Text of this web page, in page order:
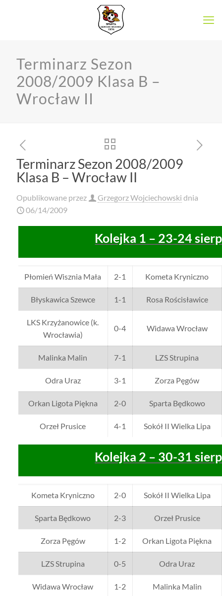
Terminarz Sezon
2008/2009 Klasa B –
Wrocław II
Terminarz Sezon 2008/2009
Klasa B – Wrocław II
Opublikowane przez Grzegorz Wojciechowski dnia
06/14/2009
Kolejka 1 – 23-24
Płomień Wisznia Mała 2-1 Kometa Kryniczno
Błyskawica Szewce 1-1 Rosa Rościsławice
LKS Krzyżanowice (k.
Wrocławia)
0-4 Widawa Wrocław
Malinka Malin 7-1 LZS Strupina
Odra Uraz 3-1 Zorza Pęgów
Orkan Ligota Piękna 2-0 Sparta Będkowo
Orzeł Prusice 4-1 Sokół II Wielka Lipa
Kolejka 2 – 30-31
Kometa Kryniczno 2-0 Sokół II Wielka Lipa
Sparta Będkowo 2-3 Orzeł Prusice
Zorza Pęgów 1-2 Orkan Ligota Piękna
LZS Strupina 0-5 Odra Uraz
Widawa Wrocław 1-2 Malinka Malin